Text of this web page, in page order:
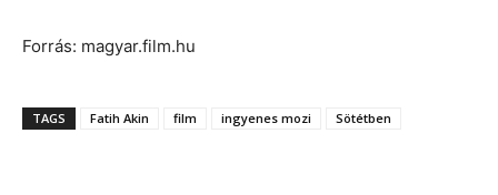
Forrás: magyar.film.hu
TAGS Fatih Akin film ingyenes mozi Sötétben